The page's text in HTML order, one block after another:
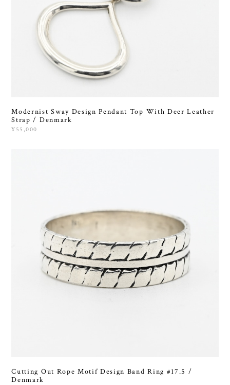
Modernist Sway Design Pendant Top With Deer Leather
Strap / Denmark
¥55,000
Cutting Out Rope Motif Design Band Ring #17.5 /
Denmark